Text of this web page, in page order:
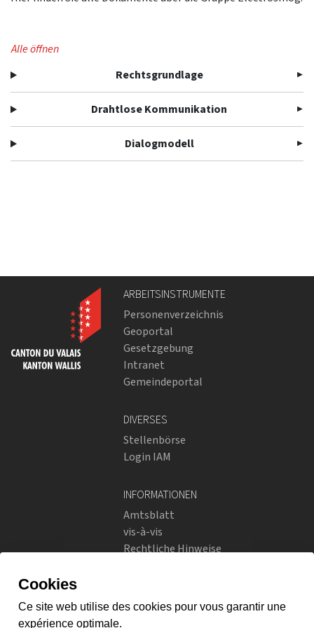
Alle öffnen
Rechtsgrundlage
Drahtlose Kommunikation
Dialogmodell
ARBEITSINSTRUMENTE
Personenverzeichnis
Geoportal
Gesetzgebung
Intranet
Gemeindeportal
DIVERSES
Stellenbörse
Login IAM
INFORMATIONEN
Amtsblatt
vis-à-vis
Rechtliche Hinweise